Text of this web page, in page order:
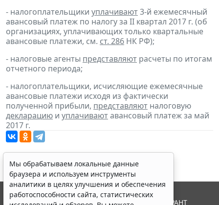
- налогоплательщики уплачивают3-й ежемесячный
авансовый платеж по налогу за II квартал 2017 г. (об
организациях, уплачивающих только квартальные
авансовые платежи, см. ст. 286 НК РФ);
- налоговые агенты представляют расчеты по итогам
отчетного периода;
- налогоплательщики, исчисляющие ежемесячные
авансовые платежи исходя из фактически
полученной прибыли, представляют налоговую
декларацию и уплачиваютавансовый платеж за май
2017 г.
Мы обрабатываем локальные данные
браузера и используем инструменты
аналитики в целях улучшения и обеспечения
работоспособности сайта, статистических
© ООО "НПП "ГАРАНТ-СЕРВИС", 2026. Система ГАРАНТ